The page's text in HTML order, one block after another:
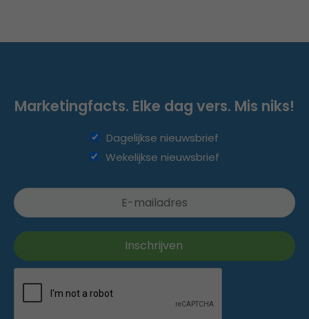
Marketingfacts. Elke dag vers. Mis niks!
Dagelijkse nieuwsbrief
Wekelijkse nieuwsbrief